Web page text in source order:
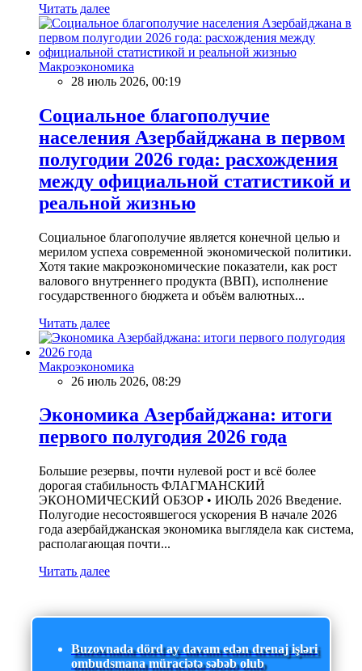
Читать далее
Макроэкономика
28 июль 2026, 00:19
Социальное благополучие
населения Азербайджана в первом
полугодии 2026 года: расхождения
между официальной статистикой и
реальной жизнью
Социальное благополучие является конечной целью и
мерилом успеха современной экономической политики.
Хотя такие макроэкономические показатели, как рост
валового внутреннего продукта (ВВП), исполнение
государственного бюджета и объём валютных...
Читать далее
Макроэкономика
26 июль 2026, 08:29
Экономика Азербайджана: итоги
первого полугодия 2026 года
Большие резервы, почти нулевой рост и всё более
дорогая стабильность ФЛАГМАНСКИЙ
ЭКОНОМИЧЕСКИЙ ОБЗОР • ИЮЛЬ 2026 Введение.
Полугодие несостоявшегося ускорения В начале 2026
года азербайджанская экономика выглядела как система,
располагающая почти...
Читать далее
Buzovnada dörd ay davam edən drenaj işləri
ombudsmana müraciətə səbəb olub